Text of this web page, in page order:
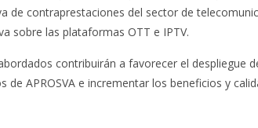
de contraprestaciones del sector de
sobre las plataformas OTT e IPTV.
contribuirán a favorecer el despliegue
de APROSVA e incrementar los beneficios y